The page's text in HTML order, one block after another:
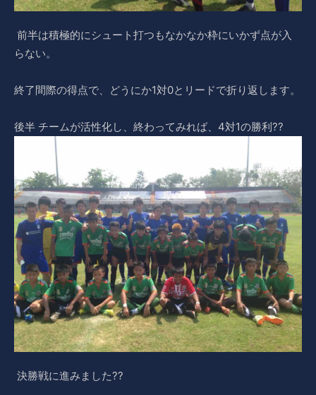
前半は積極的にシュート打つもなかなか枠にいかず点が入
らない。
終了間際の得点で、どうにか1対0とリードで折り返します。
後半 チームが活性化し、終わってみれば、4対1の勝利??
決勝戦に進みました??